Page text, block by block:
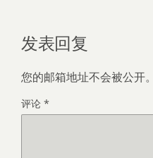
发表回复
您的邮箱地址不会被公开。
评论 *